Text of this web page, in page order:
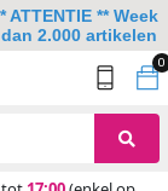
0
** Week
2.000 artikelen